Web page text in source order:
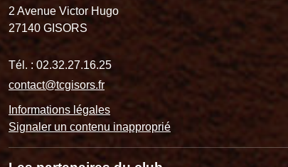
2 Avenue Victor Hugo
27140 GISORS
Tél. : 02.32.27.16.25
contact@tcgisors.fr
Informations légales
Signaler un contenu inapproprié